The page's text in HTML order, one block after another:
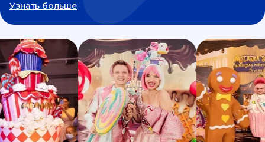
Узнать больше